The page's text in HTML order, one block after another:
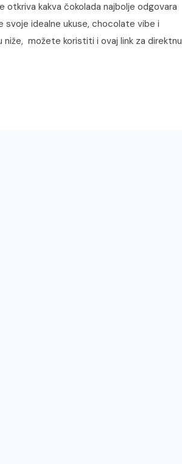
kakva čokolada najbolje odgovara
svoje idealne ukuse, chocolate vibe i
niže, možete koristiti i ovaj link za direktnu